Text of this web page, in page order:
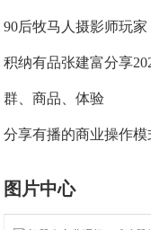
90后牧马人摄影师玩
积纳有品张建富分享
群、商品、体验
分享有播的商业操作模
图片中心